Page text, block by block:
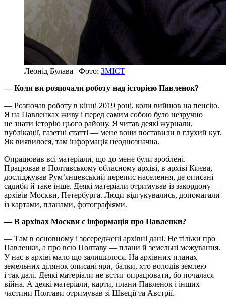
Леонід Булава | Фото: ЗМІСТ
— Коли ви розпочали роботу над історією Павленок?
— Розпочав роботу в кінці 2019 році, коли вийшов на пенсію.
Я на Павленках живу і перед самим собою було незручно
не знати історію цього району. Я читав деякі журнали,
публікації, газетні статті — мене вони поставили в глухий кут.
Як виявилося, там інформація неоднозначна.
Опрацював всі матеріали, що до мене були зроблені.
Працював в Полтавському обласному архіві, в архіві Києва,
досліджував Рум’янцевський перепис населення, де описані
садиби й таке інше. Деякі матеріали отримував із закордону —
архівів Москви, Петербурга. Люди відгукувались, допомагали
із картами, планами, фотографіями.
— В архівах Москви є інформація про Павленки?
— Там в основному і зосереджені архівні дані. Не тільки про
Павленки, а про всю Полтаву — плани й земельні межування.
У нас в архіві мало що залишилося. На архівних планах
земельних ділянок описані яри, балки, хто володів землею
і так далі. Деякі матеріали не встиг опрацювати, бо почалася
війна. А деякі матеріали, карти, плани Павленок і інших
частини Полтави отримував зі Швеції та Австрії.